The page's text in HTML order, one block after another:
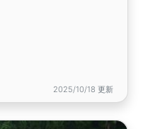
2025/10/18 更新